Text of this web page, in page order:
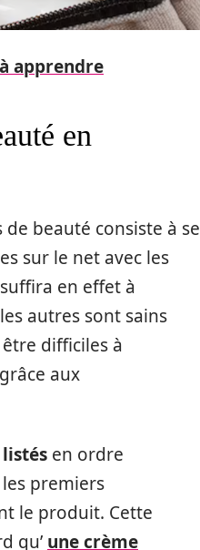
apprendre
en
beauté consiste à se
sur le net avec les
en effet à
autres sont sains
difficiles à
aux
en ordre
premiers
le produit. Cette
qu’ une crème